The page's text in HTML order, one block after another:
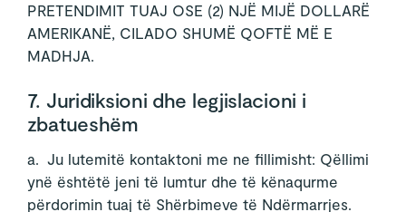
PRETENDIMIT TUAJ OSE (2) NJË MIJË DOLLARË
AMERIKANË, CILADO SHUMË QOFTË MË E
MADHJA.
7. Juridiksioni dhe legjislacioni i
zbatueshëm
a. Ju lutemitë kontaktoni me ne fillimisht: Qëllimi
ynë ështëtë jeni të lumtur dhe të kënaqurme
përdorimin tuaj të Shërbimeve të Ndërmarrjes.